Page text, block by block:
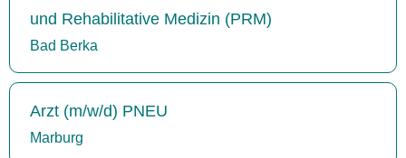
und Rehabilitative Medizin (PRM)
Bad Berka
Arzt (m/w/d) PNEU
Marburg